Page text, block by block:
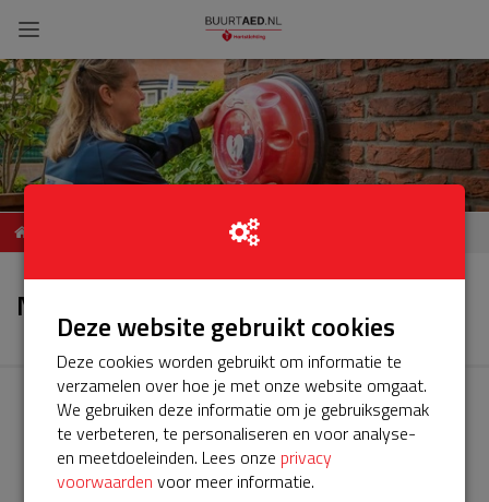
NieuwsDeze website gebruikt cookies
Deze cookies worden gebruikt om informatie te
verzamelen over hoe je met onze website omgaat.
We gebruiken deze informatie om je gebruiksgemak
te verbeteren, te personaliseren en voor analyse-
en meetdoeleinden. Lees onze privacy
voorwaarden voor meer informatie.